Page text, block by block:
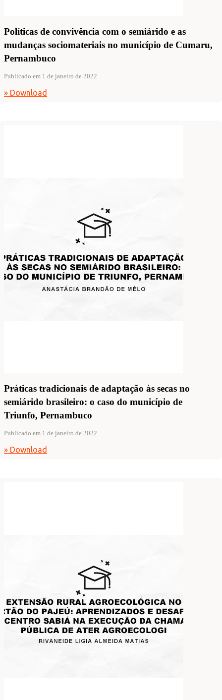
Políticas de convivência com o semiárido e as
mudanças sociomateriais no município de Cumaru,
Pernambuco
Publicado em 1 de janeiro de 2022
» Download
Práticas tradicionais de adaptação às secas no
semiárido brasileiro: o caso do município de
Triunfo, Pernambuco
Publicado em 1 de janeiro de 2022
» Download